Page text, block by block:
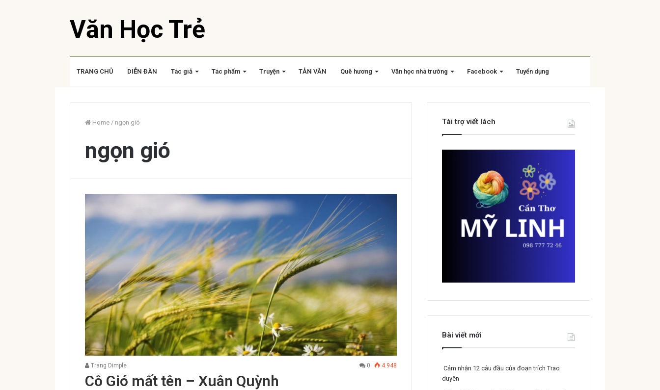
Văn Học Trẻ
TRANG CHỦ DIỄN ĐÀN Tác giả Tác phẩm Truyện TẢN VĂN Quê hương Văn học nhà trường Facebook Tuyển dụng
Home / ngọn gió
ngọn gió
Trang Dimple 0 4.948
Cô Gió mất tên – Xuân Quỳnh
Tài trợ viết lách
Bài viết mới
Cảm nhận 12 câu đầu của đoạn trích Trao
duyên